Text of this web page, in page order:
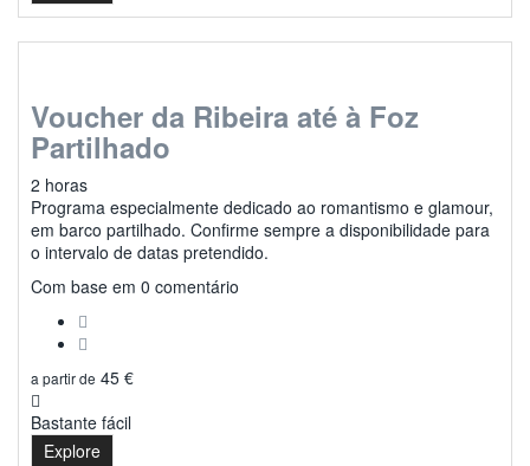
Voucher da Ribeira até à Foz
Partilhado
2 horas
Programa especialmente dedicado ao romantismo e glamour,
em barco partilhado. Confirme sempre a disponibilidade para
o intervalo de datas pretendido.
0
Com base em 0 comentário
a partir de 45 €
Bastante fácil
Explore